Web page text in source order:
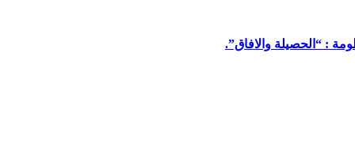
: “الحصيلة والافاق”.